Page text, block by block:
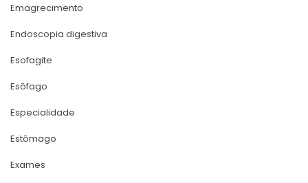
Emagrecimento
Endoscopia digestiva
Esofagite
Esôfago
Especialidade
Estômago
Exame